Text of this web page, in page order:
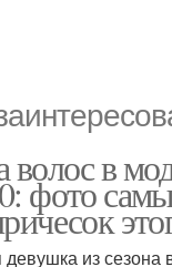
волос в
фото
из сезона